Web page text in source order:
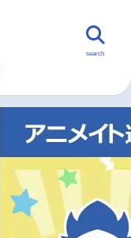
無料マンガ
search